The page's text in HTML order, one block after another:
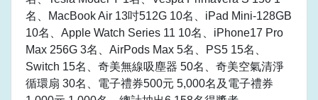
名、MacBook Air 13吋512G 10名、iPad Mini-128GB
10名、Apple Watch Series 11 10名、iPhone17 Pro
Max 256G 3名、AirPods Max 5名、PS5 15名、
Switch 15名、奇美無線吸塵器 50名、奇美空氣清淨
循環扇 30名、電子禮券500元 5,000名及電子禮券